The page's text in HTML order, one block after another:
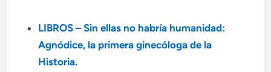
LIBROS – Sin ellas no habría humanidad:
Agnódice, la primera ginecóloga de la
Historia.